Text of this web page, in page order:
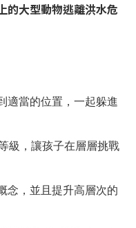
的大型動物逃離洪水危
適當的位置，一起躲進
級，讓孩子在層層挑戰
念，並且提升高層次的